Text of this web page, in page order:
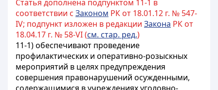
Статья дополнена подпунктом 11-1 в
соответствии с Законом РК от 18.01.12 г. № 547-
IV; подпункт изложен в редакции Закона РК от
18.04.17 г. № 58-VI (см. стар. ред.)
11-1) обеспечивают проведение
профилактических и оперативно-розыскных
мероприятий в целях предупреждения
совершения правонарушений осужденными,